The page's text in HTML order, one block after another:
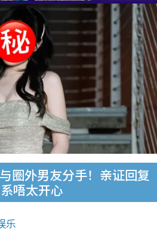
圈外男友分手！亲证回复
唔太开心
乐